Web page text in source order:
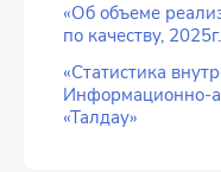
«Об объеме
по качеству,
«Статистика
Информационно-
«Талдау»